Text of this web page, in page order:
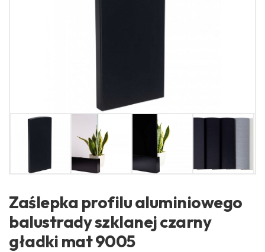
Zaślepka profilu aluminiowego
balustrady szklanej czarny
gładki mat 9005